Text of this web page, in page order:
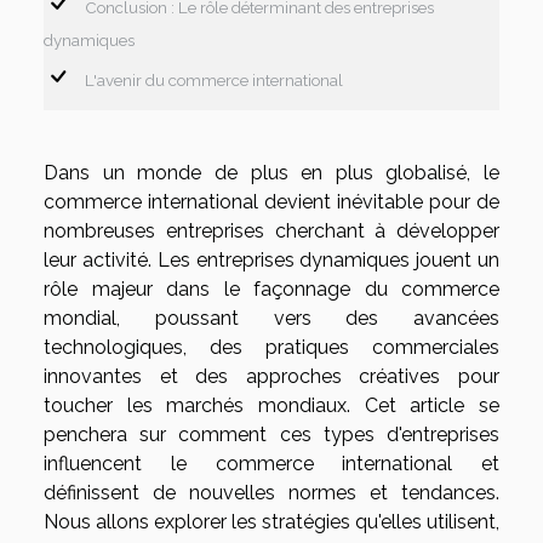
Conclusion : Le rôle déterminant des entreprises
dynamiques
L'avenir du commerce international
Dans un monde de plus en plus globalisé, le
commerce international devient inévitable pour de
nombreuses entreprises cherchant à développer
leur activité. Les entreprises dynamiques jouent un
rôle majeur dans le façonnage du commerce
mondial, poussant vers des avancées
technologiques, des pratiques commerciales
innovantes et des approches créatives pour
toucher les marchés mondiaux. Cet article se
penchera sur comment ces types d'entreprises
influencent le commerce international et
définissent de nouvelles normes et tendances.
Nous allons explorer les stratégies qu'elles utilisent,